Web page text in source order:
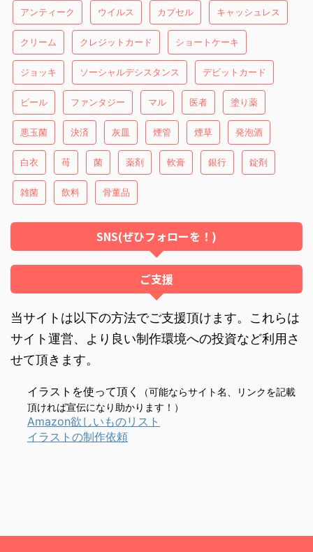
アンティーク ウイルス カプセル キャッシュレス
クリーム クレジットカード ショートケーキ
ジョッキ ソーシャルデシスタンス デビットカード
ビール ファンタジー マル 医者 塗り薬
悪玉菌 決済 灰皿 煙管 煙草 発泡酒
白衣 苺 菌 薬剤 軟膏 銀行 錠剤
雑菌 飲料 骨董品
SNS(ぜひフォローを！)
ご支援
当サイトは以下の方法でご支援頂けます。これらは
サイト運営、より良い制作環境への投資など利用さ
せて頂きます。
イラストを使って頂く
（可能ならサイト名、リンクを記載
頂ければ宣伝になり助かります！）
Amazon欲しいものリスト
イラストの制作依頼